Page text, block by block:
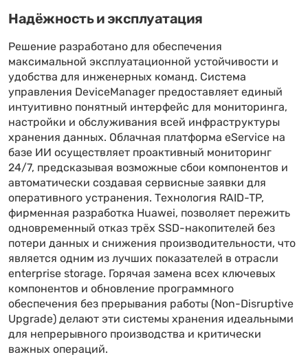
Надёжность и эксплуатация
Решение разработано для обеспечения
максимальной эксплуатационной устойчивости и
удобства для инженерных команд. Система
управления DeviceManager предоставляет единый
интуитивно понятный интерфейс для мониторинга,
настройки и обслуживания всей инфраструктуры
хранения данных. Облачная платформа eService на
базе ИИ осуществляет проактивный мониторинг
24/7, предсказывая возможные сбои компонентов и
автоматически создавая сервисные заявки для
оперативного устранения. Технология RAID-TP,
фирменная разработка Huawei, позволяет пережить
одновременный отказ трёх SSD-накопителей без
потери данных и снижения производительности, что
является одним из лучших показателей в отрасли
enterprise storage. Горячая замена всех ключевых
компонентов и обновление программного
обеспечения без прерывания работы (Non-Disruptive
Upgrade) делают эти системы хранения идеальными
для непрерывного производства и критически
важных операций.